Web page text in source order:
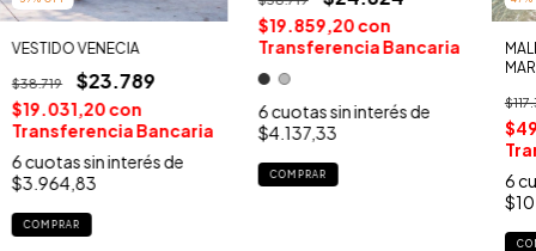
VESTIDO VENECIA
$38.719 $23.789
$19.031,20con
Transferencia Bancaria
6cuotas sin interés de
$3.964,83
COMPRAR
$19.859,20con
Transferencia Bancaria
6cuotas sin interés de
$4.137,33
COMPRAR
6